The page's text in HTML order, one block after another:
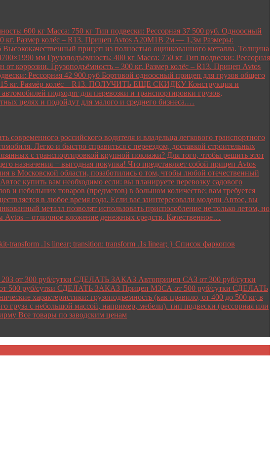
600 кг Масса: 750 кг Тип подвески: Рессорная 37 500 руб. Одноосный
кг. Размер колёс – R13. Прицеп Avtos A20M1B 2м — 1,3м Размеры:
прицеп из полностью оцинкованного металла. Толщина
мм Грузоподъемность: 400 кг Масса: 750 кг Тип подвески: Рессорная
коррозии. Грузоподъёмность – 300 кг. Размер колёс – R13. Прицеп Avtos
Рессорная 42 900 руб Бортовой одноосный прицеп для грузов общего
415 кг. Размёр колёс – R13. ПОЛУЧИТЬ ЕЩЕ СКИДКУ Конструкция и
подходят для перевозки и транспортировки грузов,
целях и подойдут для малого и среднего бизнеса.…
российского водителя и владельца легкового транспортного
Легко и быстро справиться с переездом, доставкой строительных
с транспортировкой крупной поклажи? Для того, чтобы решить этот
назначения − выгодная покупка! Что представляет собой прицеп Avtos
в Московской области, позаботились о том, чтобы любой отечественный
купить вам необходимо если: вы планируете перевозку садового
и небольших товаров (предметов) в большом количестве; вам требуется
в любое время года. Если вас заинтересовали модели Автос, вы
металл позволят использовать приспособление не только летом, но
Avtos − отличное вложение денежных средств. Качественное…
transform .1s linear; transition: transform .1s linear; } Список фаркопов
от 300 руб/сутки СДЕЛАТЬ ЗАКАЗ Автоприцеп САЗ от 300 руб/сутки
500 руб/сутки СДЕЛАТЬ ЗАКАЗ Прицеп МЗСА от 500 руб/сутки СДЕЛАТЬ
характеристики: грузоподъемность (как правило, от 400 до 500 кг, в
груза с небольшой массой, например, мебели). тип подвески (рессорная или
Все товары по заводским ценам